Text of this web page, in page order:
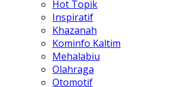
Hot Topik
Inspiratif
Khazanah
Kominfo Kaltim
Mehalabiu
Olahraga
Otomotif